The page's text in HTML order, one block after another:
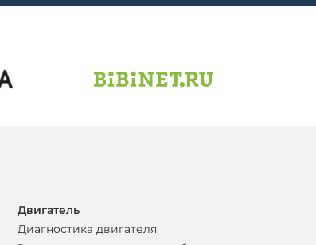
Двигатель
Диагностика двигателя